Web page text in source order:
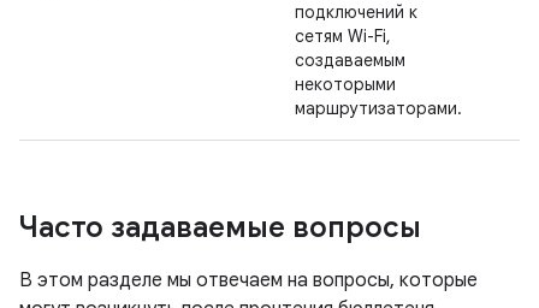
подключений к
сетям Wi-Fi,
создаваемым
некоторыми
маршрутизаторами.
Часто задаваемые вопросы
В этом разделе мы отвечаем на вопросы, которые